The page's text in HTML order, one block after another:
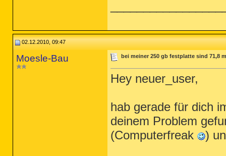
02.12.2010, 09:47
Moesle-Bau bei meiner 250 gb festplatte sind 71,8
Hey neuer_user,
hab gerade für dich
deinem Problem
(Computerfreak
)